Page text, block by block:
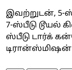
இவற்றுடன், 5-
7-ஸ்பீடு டூயல்
ஸ்பீடு டார்க்